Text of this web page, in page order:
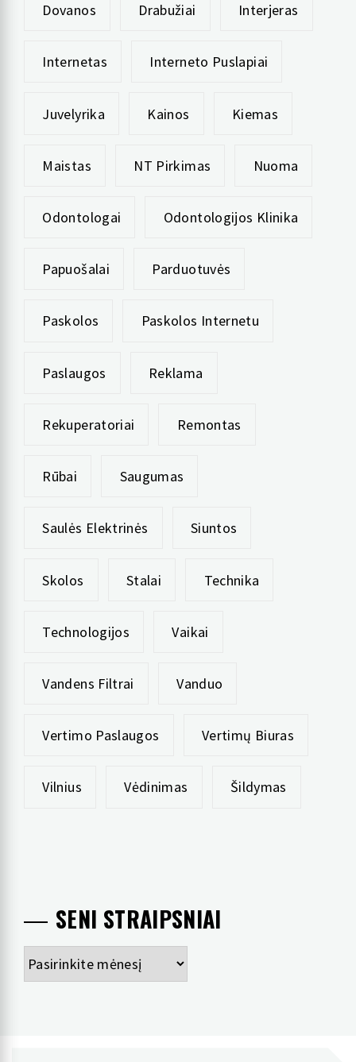
Dovanos Drabužiai Interjeras
Internetas Interneto Puslapiai
Juvelyrika Kainos Kiemas
Maistas NT Pirkimas Nuoma
Odontologai Odontologijos Klinika
Papuošalai Parduotuvės
Paskolos Paskolos Internetu
Paslaugos Reklama
Rekuperatoriai Remontas
Rūbai Saugumas
Saulės Elektrinės Siuntos
Skolos Stalai Technika
Technologijos Vaikai
Vandens Filtrai Vanduo
Vertimo Paslaugos Vertimų Biuras
Vilnius Vėdinimas Šildymas
SENI STRAIPSNIAI
Seni
straipsniai